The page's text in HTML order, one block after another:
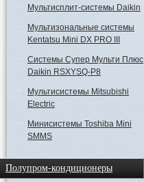
Мультисплит-системы Daikin
Мультизональные системы
Kentatsu Mini DX PRO III
Системы Супер Мульти Плюс
Daikin RSXYSQ-P8
Мультисистемы Mitsubishi
Electric
Минисистемы Toshiba Mini
SMMS
Полупром-кондиционеры